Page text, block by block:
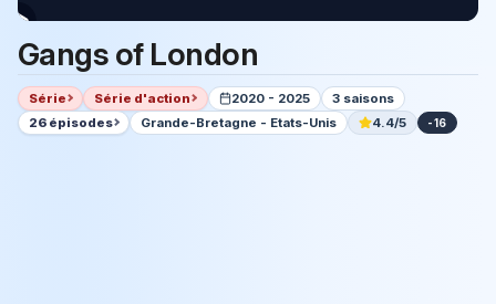
Gangs of London
Série Série d'action 2020 - 2025
3 saisons
26 épisodes
Grande-Bretagne - Etats-Unis 4.4/5 -16